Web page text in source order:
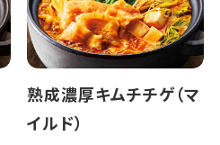
熟成濃厚キムチチゲ（マ
イルド）